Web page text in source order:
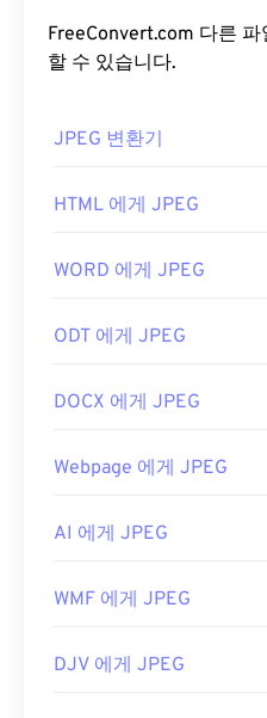
가 비교적 작아 인터넷 전
적합합니다. 저희의
더 나은 압축률이 필요하
일 형식입니다.
JPEG 파일을 인식하고
선택하여 파일을 열려면
JPEG 파일은 Chrome
과
Apple Preview
와 같은
개발: Joint Photographic
최초 출시: 1992년 9월 18
FreeConvert.com 다른 파일도 JPEG 형식으
할 수 있습니다.
JPEG 변환기
HTML 에게 JPEG
WORD 에게 JPEG
ODT 에게 JPEG
DOCX 에게 JPEG
Webpage 에게 JPEG
AI 에게 JPEG
WMF 에게 JPEG
DJV 에게 JPEG